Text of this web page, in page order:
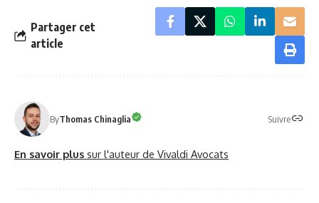
Partager cet
article
ByThomas Chinaglia Suivre
En savoir plus sur l'auteur de Vivaldi Avocats